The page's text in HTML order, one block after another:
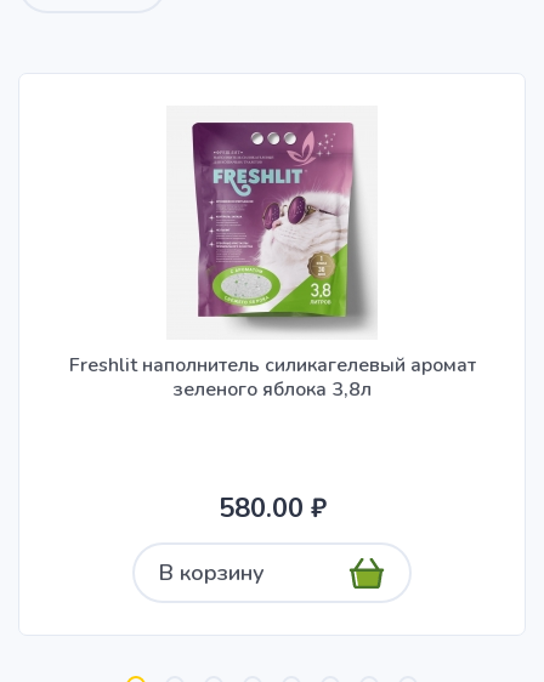
Freshlit наполнитель силикагелевый аромат
зеленого яблока 3,8л
580.00 ₽
В корзину